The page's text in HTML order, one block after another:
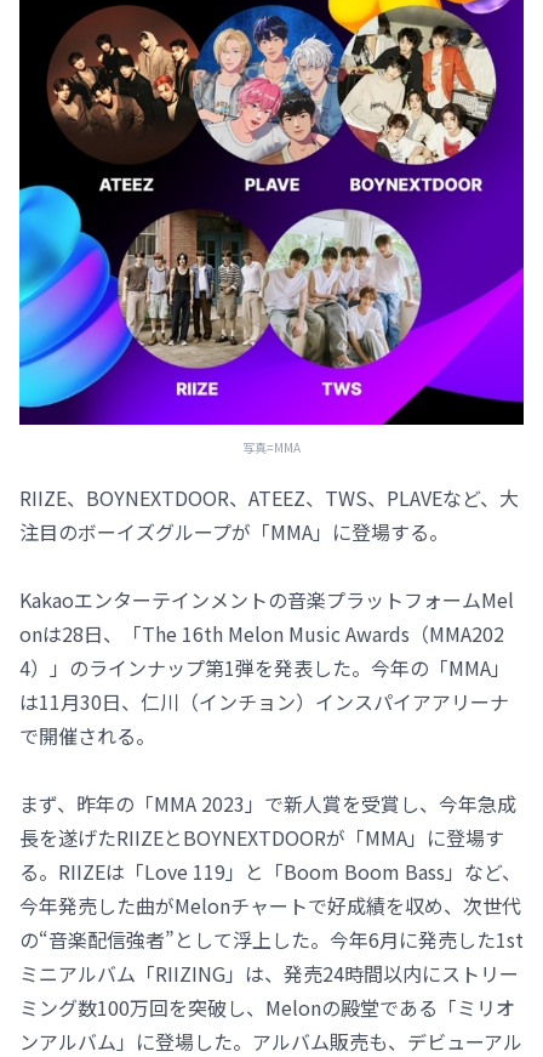
写真=MMA
RIIZE、BOYNEXTDOOR、ATEEZ、TWS、PLAVEなど、大
注目のボーイズグループが「MMA」に登場する。
Kakaoエンターテインメントの音楽プラットフォームMel
onは28日、「The 16th Melon Music Awards（MMA202
4）」のラインナップ第1弾を発表した。今年の「MMA」
は11月30日、仁川（インチョン）インスパイアアリーナ
で開催される。
まず、昨年の「MMA 2023」で新人賞を受賞し、今年急成
長を遂げたRIIZEとBOYNEXTDOORが「MMA」に登場す
る。RIIZEは「Love 119」と「Boom Boom Bass」など、
今年発売した曲がMelonチャートで好成績を収め、次世代
の“音楽配信強者”として浮上した。今年6月に発売した1st
ミニアルバム「RIIZING」は、発売24時間以内にストリー
ミング数100万回を突破し、Melonの殿堂である「ミリオ
ンアルバム」に登場した。アルバム販売も、デビューアル